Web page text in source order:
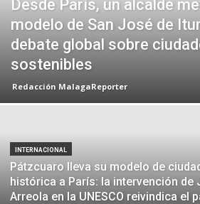
Desde París, un alcalde
modelo de San José de
debate global sobre
sostenibles
Redacción MalagaReporter
INTERNACIONAL
Pátzcuaro lleva su modelo de
histórica a París: la intervención de
Arreola en la UNESCO reivindica el